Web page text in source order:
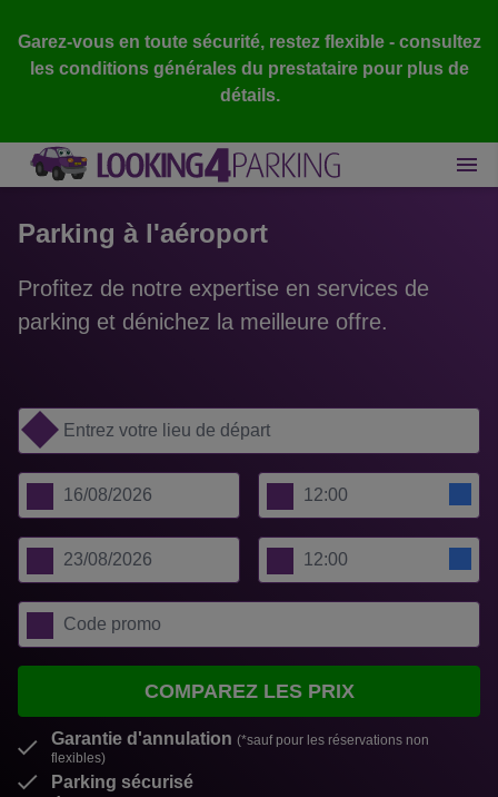
Garez-vous en toute sécurité, restez flexible - consultez
les conditions générales du prestataire pour plus de
détails.
Parking à l'aéroport
Profitez de notre expertise en services de
parking et dénichez la meilleure offre.
COMPAREZ LES PRIX
Garantie d'annulation (*sauf pour les réservations non
flexibles)
Parking sécurisé